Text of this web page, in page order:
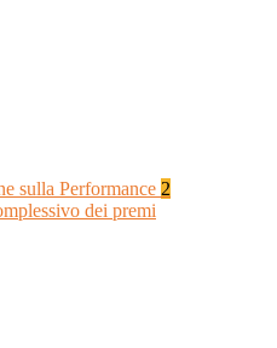
sulla Performance 2
dei premi